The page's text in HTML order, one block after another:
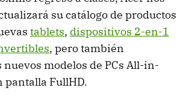
su catálogo de productos
tablets, dispositivos 2-en-1
, pero también
modelos de PCs All-in-
pantalla FullHD.